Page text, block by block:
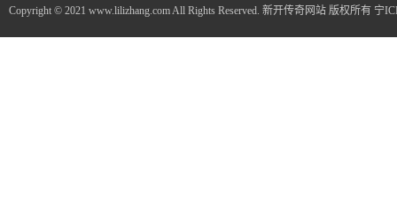
Copyright © 2021 www.lilizhang.com All Rights Reserved. 新开传奇网站 版权所有 宁